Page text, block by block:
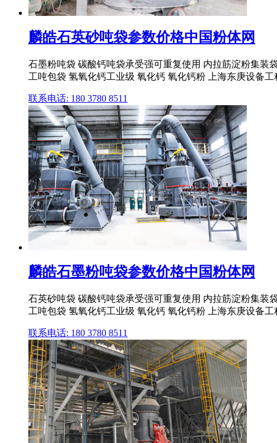
麟皓石英砂吨袋参数价格中国粉体网
石墨粉吨袋 碳酸钙吨袋承受强可重复使用 内拉筋淀粉集装
工吨包袋 氢氧化钙工业级 氧化钙 氧化钙粉 上海东庚设备工
联系电话: 180 3780 8511
麟皓石墨粉吨袋参数价格中国粉体网
石英砂吨袋 碳酸钙吨袋承受强可重复使用 内拉筋淀粉集装
工吨包袋 氢氧化钙工业级 氧化钙 氧化钙粉 上海东庚设备工
联系电话: 180 3780 8511